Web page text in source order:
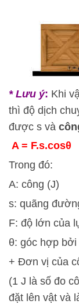
* Lưu ý: Khi
thì độ dịch
được s và
A = F.s.cosθ
Trong đó:
A: công (J)
s: quãng
F: độ lớn của
θ: góc hợp
+ Đơn vị của
(1 J là số đo
đặt lên vật và